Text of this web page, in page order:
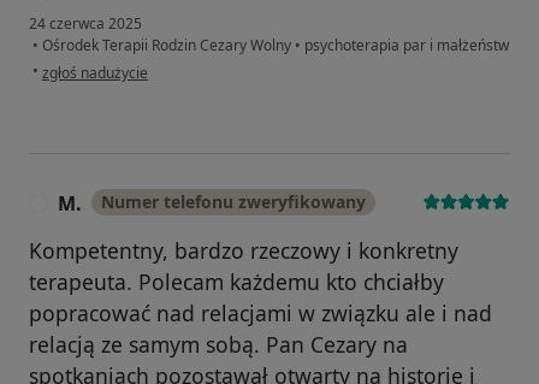
24 czerwca 2025
• Ośrodek Terapii Rodzin Cezary Wolny • psychoterapia par i małżeństw
• w opinii użytkownika M
zgłoś nadużycie
M. Numer telefonu zweryfikowany
Kompetentny, bardzo rzeczowy i konkretny
terapeuta. Polecam każdemu kto chciałby
popracować nad relacjami w związku ale i nad
relacją ze samym sobą. Pan Cezary na
spotkaniach pozostawał otwarty na historie i